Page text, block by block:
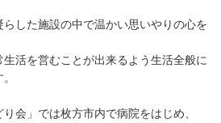
らした施設の中で温かい思いやりの心を
活を営むことが出来るよう生活全般に
会」では枚方市内で病院をはじめ、